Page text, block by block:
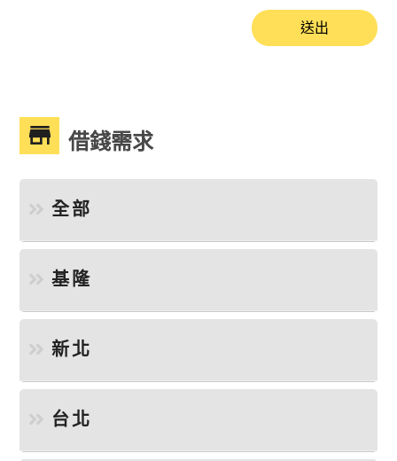
送出
借錢需求
全部
基隆
新北
台北